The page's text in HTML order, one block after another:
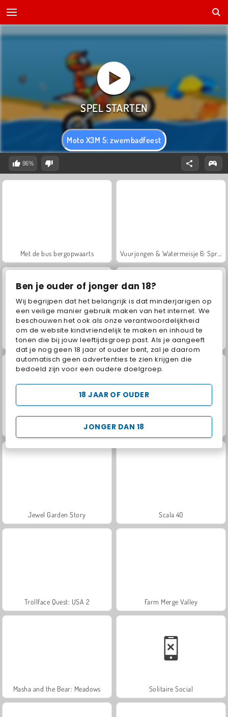
Ben je ouder of jonger dan 18?
Wij begrijpen dat het belangrijk is dat minderjarigen op
een veilige manier gebruik maken van het internet. We
beschouwen het ook als onze verantwoordelijkheid
om de website kindvriendelijk te maken en inhoud te
tonen die bij jouw leeftijdsgroep past. Als je aangeeft
dat je nog geen 18 jaar of ouder bent, zal je daarom
automatisch geen advertenties te zien krijgen die
bedoeld zijn voor een oudere doelgroep.
JONGER DAN 18
18 JAAR OF OUDER
Moto X3M 5: zwembadfeest
96%
Met de bus bergopwaarts
Shadow Ninja Revenge Shanghai-dynastie
Grand Mahjong Connect
Jewel Garden Story Scala 40
Trollface Quest: USA 2 Farm Merge Valley
Masha and the Bear: Meadows Solitaire Social